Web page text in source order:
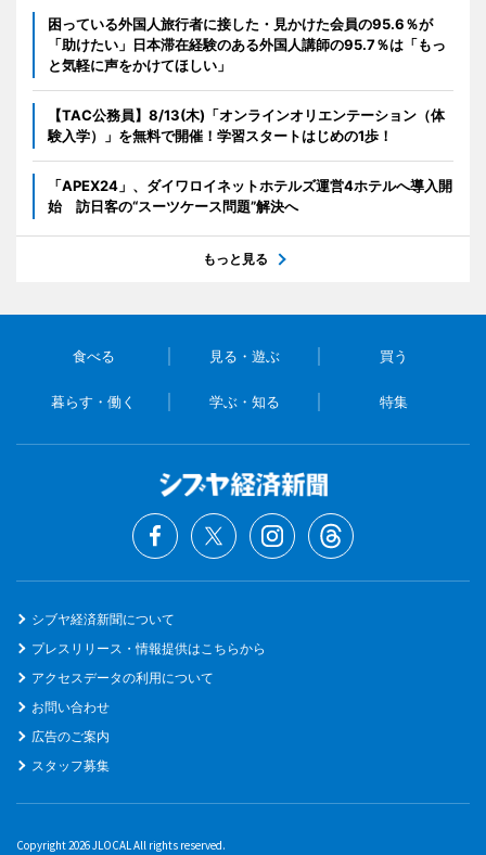
困っている外国人旅行者に接した・見かけた会員の95.6％が
「助けたい」日本滞在経験のある外国人講師の95.7％は「もっ
と気軽に声をかけてほしい」
【TAC公務員】8/13(木)「オンラインオリエンテーション（体
験入学）」を無料で開催！学習スタートはじめの1歩！
「APEX24」、ダイワロイネットホテルズ運営4ホテルへ導入開
始 訪日客の“スーツケース問題”解決へ
もっと見る
食べる 見る・遊ぶ 買う
暮らす・働く 学ぶ・知る 特集
シブヤ経済新聞について
プレスリリース・情報提供はこちらから
アクセスデータの利用について
お問い合わせ
広告のご案内
スタッフ募集
Copyright 2026 JLOCAL All rights reserved.